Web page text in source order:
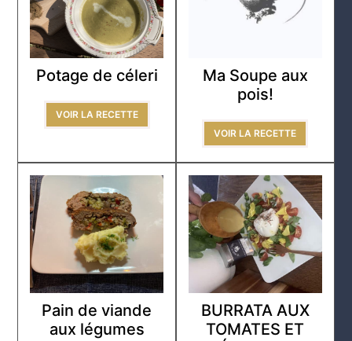
Potage de céleri
VOIR LA RECETTE
Ma Soupe aux
pois!
VOIR LA RECETTE
Pain de viande
aux légumes
BURRATA AUX
TOMATES ET